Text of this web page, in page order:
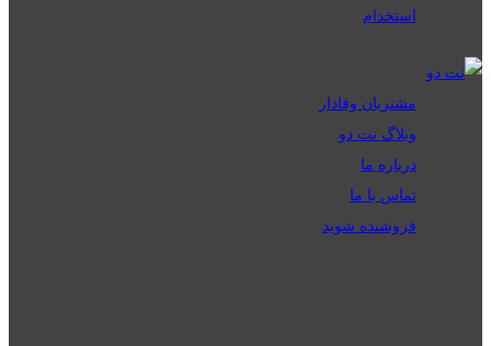
استخدام
مشتریان وفادار
وبلاگ نت دو
درباره ما
تماس با ما
فروشنده شوید